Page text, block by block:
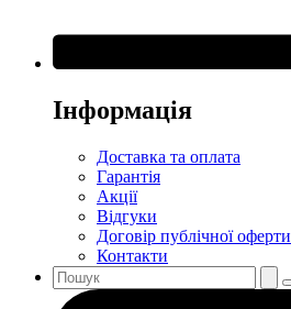
Інформація
Доставка та оплата
Гарантія
Акції
Відгуки
Договір публічної оферти
Контакти